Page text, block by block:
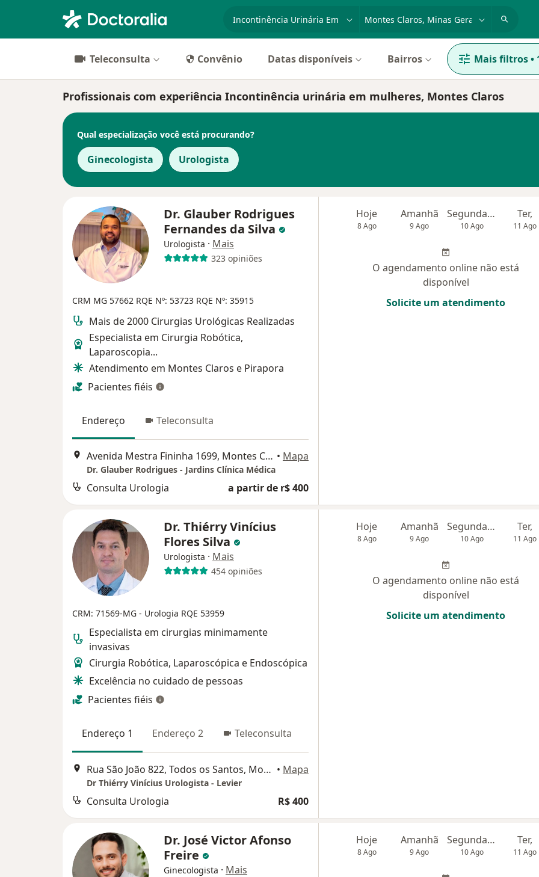
especialidade, doença ou nome
Teleconsulta Convênio Datas disponíveis Bairros Mais filtros•
Profissionais com experiência Incontinência urinária em mulheres, Montes Claros
Qual especialização você está procurando?
Ginecologista Urologista
Dr. Glauber Rodrigues
Fernandes da Silva
Urologista · Mais
323 opiniões
CRM MG 57662 RQE Nº: 53723 RQE Nº: 35915
Mais de 2000 Cirurgias Urológicas Realizadas
Especialista em Cirurgia Robótica,
Laparoscopia...
Atendimento em Montes Claros e Pirapora
Pacientes fiéis
Endereço Teleconsulta
Avenida Mestra Fininha 1699, Montes Claros • Mapa
Dr. Glauber Rodrigues - Jardins Clínica Médica
Consulta Urologia a partir de r$ 400
Hoje
8 Ago
Amanhã
9 Ago
Segunda-feira
10 Ago
Ter,
11 Ago
O agendamento online não está
disponível
Solicite um atendimento
Dr. Thiérry Vinícius
Flores Silva
Urologista · Mais
454 opiniões
CRM: 71569-MG - Urologia RQE 53959
Especialista em cirurgias minimamente
invasivas
Cirurgia Robótica, Laparoscópica e Endoscópica
Excelência no cuidado de pessoas
Pacientes fiéis
Endereço 1 Endereço 2 Teleconsulta
Rua São João 822, Todos os Santos, Montes Claros - MG., Montes Claros • Mapa
Dr Thiérry Vinícius Urologista - Levier
Consulta Urologia R$ 400
Hoje
8 Ago
Amanhã
9 Ago
Segunda-feira
10 Ago
Ter,
11 Ago
O agendamento online não está
disponível
Solicite um atendimento
Dr. José Victor Afonso
Freire
Ginecologista · Mais
Hoje
8 Ago
Amanhã
9 Ago
Segunda-feira
10 Ago
Ter,
11 Ago